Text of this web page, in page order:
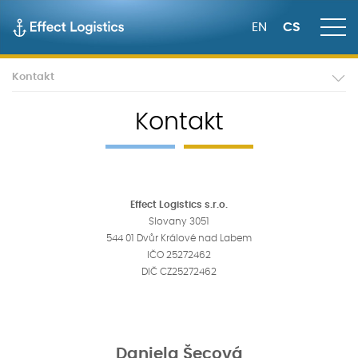
EN CS
Kontakt
Kontakt
Effect Logistics s.r.o.
Slovany 3051
544 01 Dvůr Králové nad Labem
IČO 25272462
DIČ CZ25272462
Daniela Šecová